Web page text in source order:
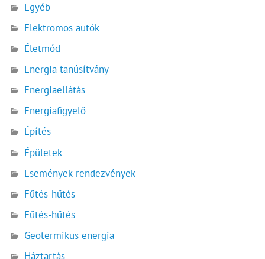
Egyéb
Elektromos autók
Életmód
Energia tanúsítvány
Energiaellátás
Energiafigyelő
Építés
Épületek
Események-rendezvények
Fűtés-hűtés
Fűtés-hűtés
Geotermikus energia
Háztartás